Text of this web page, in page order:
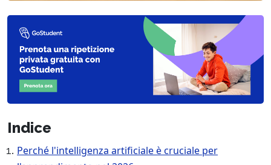
Indice
Perché l'intelligenza artificiale è cruciale per